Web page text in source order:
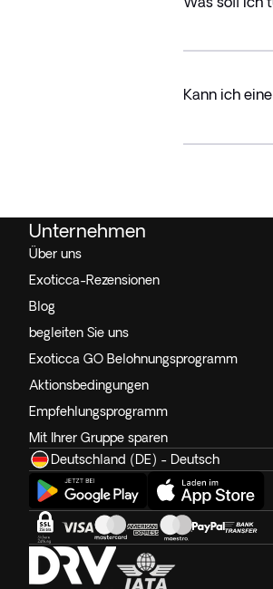
Kann ich